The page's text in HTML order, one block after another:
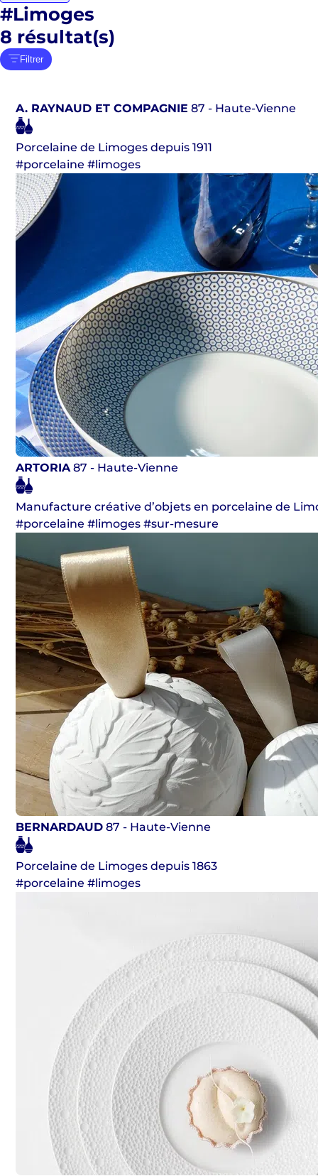
#Limoges
8 résultat(s)
Filtrer
A. RAYNAUD ET COMPAGNIE 87 - Haute-Vienne
Porcelaine de Limoges depuis 1911
#porcelaine #limoges
ARTORIA 87 - Haute-Vienne
Manufacture créative d’objets en porcelaine de
#porcelaine #limoges #sur-mesure
BERNARDAUD 87 - Haute-Vienne
Porcelaine de Limoges depuis 1863
#porcelaine #limoges